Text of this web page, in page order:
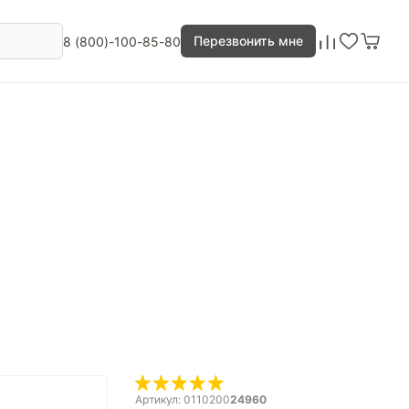
8 (800)-100-85-80 Перезвонить мне
Артикул: 011020024960